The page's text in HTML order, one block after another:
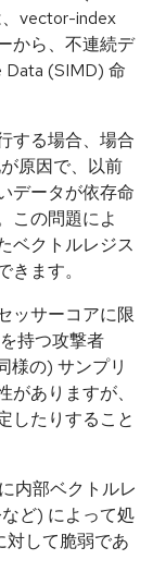
vector-index
から、不連続デ
Data (SIMD) 命
する場合、場合
原因で、以前
データが依存命
この問題によ
ベクトルレジス
ます。
ッサーコアに限
持つ攻撃者
様の) サンプリ
ありますが、
したりすること
内部ベクトルレ
ど) によって処
対して脆弱であ